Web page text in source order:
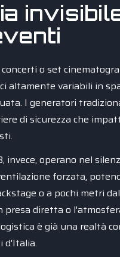
o set
altamente variabili in
I generatori
di sicurezza che
invece, operano nel
forzata,
o a pochi metri
presa diretta o
è già una realtà
d'Italia.